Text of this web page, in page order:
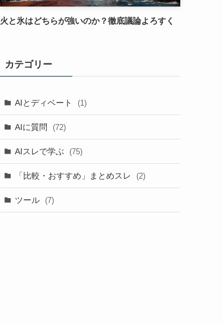
火と氷はどちらが強いのか？徹底議論よろすく
カテゴリー
AIとディベート (1)
AIに質問 (72)
AIスレで学ぶ (75)
「比較・おすすめ」まとめスレ (2)
ツール (7)